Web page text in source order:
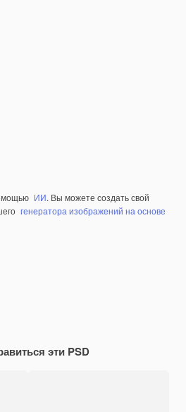
ИИ. Вы можете создать свой
генератора изображений на основе
эти PSD